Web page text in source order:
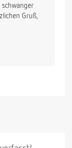
Gruß,